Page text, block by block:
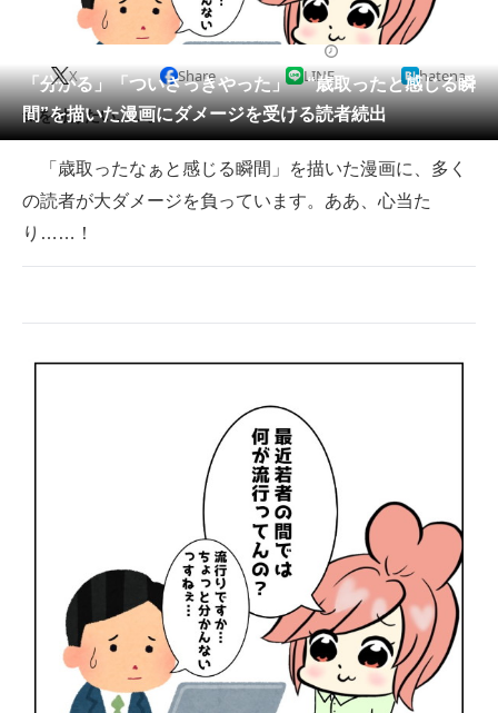
リサーチ
会員記事
メディア
注目記事を集めた総合ページ
スマホと通信の最新トレンド
好きが集まる 比べて選べる
経営リーダーのコミュニティ
マーケ×ITの今がよく分かる
ITエンジニア向け専門サイト
企業向けIT製品の総合サイト
「分かる」「ついさっきやった」 “歳取ったと感じる瞬
間”を描いた漫画にダメージを受ける読者続出
X Share LINE hatena
気を付けたい……。
「歳取ったなぁと感じる瞬間」を描いた漫画に、多く
の読者が大ダメージを負っています。ああ、心当た
り……！